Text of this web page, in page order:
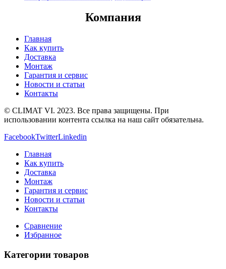
Компания
Главная
Как купить
Доставка
Монтаж
Гарантия и сервис
Новости и статьи
Контакты
© CLIMAT VI. 2023. Все права защищены. При
использовании контента ссылка на наш сайт обязательна.
FacebookTwitterLinkedin
Главная
Как купить
Доставка
Монтаж
Гарантия и сервис
Новости и статьи
Контакты
Сравнение
Избранное
Категории товаров